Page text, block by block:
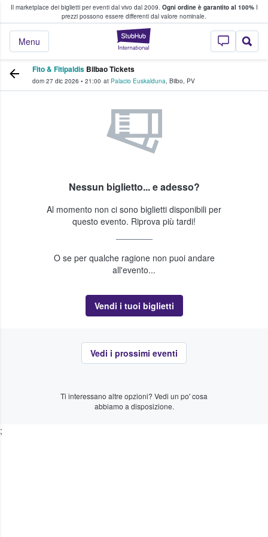
Il marketplace dei biglietti per eventi dal vivo dal 2009. Ogni ordine è garantito al 100%I
prezzi possono essere differenti dal valore nominale.
StubHub - Dove
Menu
fan comprano e vendono biglietti
Fito & Fitipaldis Bilbao Tickets
dom 27 dic 2026 • 21:00 at Palacio Euskalduna, Bilbo, PV
Nessun biglietto... e adesso?
Al momento non ci sono biglietti disponibili per
questo evento. Riprova più tardi!
O se per qualche ragione non puoi andare
all'evento...
Vendi i tuoi biglietti
Vedi i prossimi eventi
Ti interessano altre opzioni? Vedi un po' cosa
abbiamo a disposizione.
;